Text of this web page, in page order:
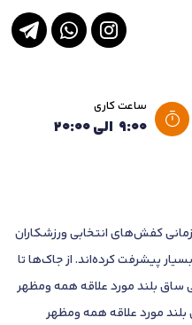
ساعت کاری
۹:۰۰ الی ۲۰:۰۰
کفش‌های انتخابی ورزشکاران
بودند، از زمان اختراعشان در دهه 1890 بسیار پیشرفت کرده‌اند. از جاک‌ها تا
بلند مورد علاقه همه ومظهر
مورد علاقه همه ومظهر